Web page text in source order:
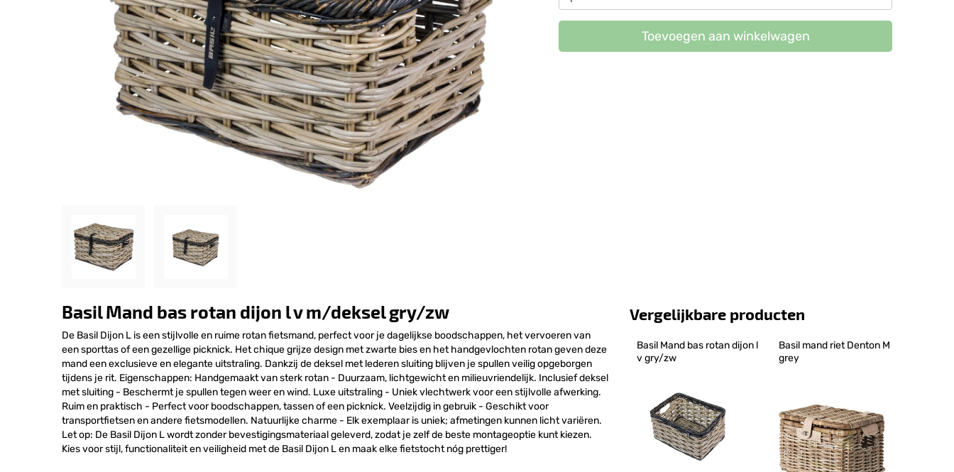
Toevoegen aan winkelwagen
Basil Mand bas rotan dijon l v m/deksel gry/zw
De Basil Dijon L is een stijlvolle en ruime rotan fietsmand, perfect voor je dagelijkse boodschappen, het vervoeren van
een sporttas of een gezellige picknick. Het chique grijze design met zwarte bies en het handgevlochten rotan geven deze
mand een exclusieve en elegante uitstraling. Dankzij de deksel met lederen sluiting blijven je spullen veilig opgeborgen
tijdens je rit. Eigenschappen: Handgemaakt van sterk rotan - Duurzaam, lichtgewicht en milieuvriendelijk. Inclusief deksel
met sluiting - Beschermt je spullen tegen weer en wind. Luxe uitstraling - Uniek vlechtwerk voor een stijlvolle afwerking.
Ruim en praktisch - Perfect voor boodschappen, tassen of een picknick. Veelzijdig in gebruik - Geschikt voor
transportfietsen en andere fietsmodellen. Natuurlijke charme - Elk exemplaar is uniek; afmetingen kunnen licht variëren.
Let op: De Basil Dijon L wordt zonder bevestigingsmateriaal geleverd, zodat je zelf de beste montageoptie kunt kiezen.
Kies voor stijl, functionaliteit en veiligheid met de Basil Dijon L en maak elke fietstocht nóg prettiger!
Vergelijkbare producten
Basil Mand bas rotan dijon l
v gry/zw
Basil mand riet Denton M
grey